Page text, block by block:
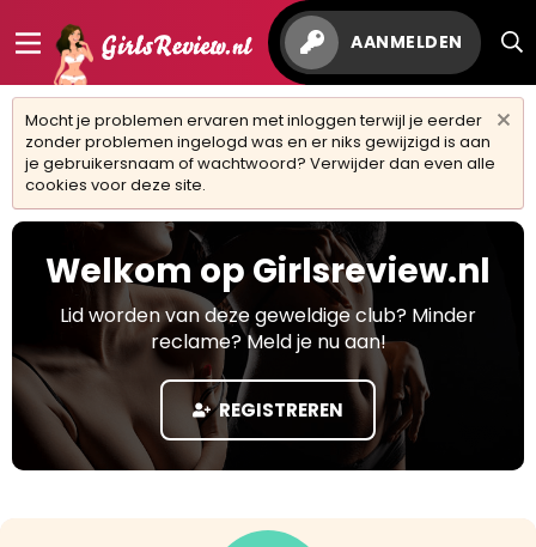
AANMELDEN
Mocht je problemen ervaren met inloggen terwijl je eerder
zonder problemen ingelogd was en er niks gewijzigd is aan
je gebruikersnaam of wachtwoord? Verwijder dan even alle
cookies voor deze site.
Welkom op Girlsreview.nl
Lid worden van deze geweldige club? Minder
reclame? Meld je nu aan!
REGISTREREN